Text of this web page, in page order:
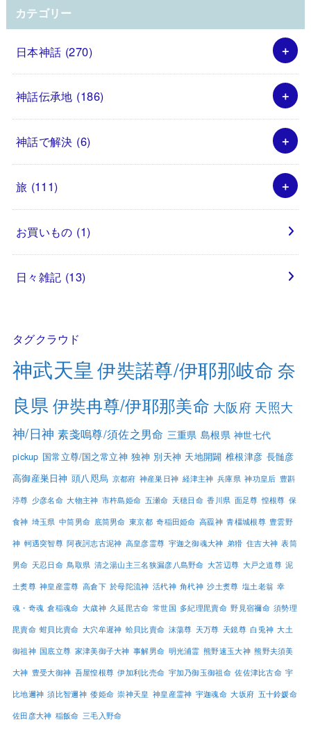
カテゴリー
日本神話 (270)
神話伝承地 (186)
神話で解決 (6)
旅 (111)
お買いもの (1)
日々雑記 (13)
タグクラウド
神武天皇 伊奘諾尊/伊耶那岐命 奈
良県 伊奘冉尊/伊耶那美命 大阪府 天照大
神/日神 素戔嗚尊/須佐之男命 三重県 島根県 神世七代
pickup 国常立尊/国之常立神 独神 別天神 天地開闢 椎根津彦 長髄彦
高御産巣日神 頭八咫烏 京都府 神産巣日神 経津主神 兵庫県 神功皇后 豊斟
渟尊 少彦名命 大物主神 市杵島姫命 五瀬命 天穂日命 香川県 面足尊 惶根尊 保
食神 埼玉県 中筒男命 底筒男命 東京都 奇稲田姫命 高龗神 青橿城根尊 豊雲野
神 軻遇突智尊 阿夜訶志古泥神 高皇彦霊尊 宇迦之御魂大神 弟猾 住吉大神 表筒
男命 天忍日命 鳥取県 清之湯山主三名狭漏彦八島野命 大苫辺尊 大戸之道尊 泥
土煑尊 神皇産霊尊 高倉下 於母陀流神 活杙神 角杙神 沙土煑尊 塩土老翁 幸
魂・奇魂 倉稲魂命 大歳神 久延毘古命 常世国 多紀理毘賣命 野見宿禰命 須勢理
毘賣命 蚶貝比賣命 大穴牟遲神 蛤貝比賣命 沫蕩尊 天万尊 天鏡尊 白兎神 大土
御祖神 国底立尊 家津美御子大神 事解男命 明光浦霊 熊野速玉大神 熊野夫須美
大神 豊受大御神 吾屋惶根尊 伊加利比売命 宇加乃御玉御祖命 佐佐津比古命 宇
比地邇神 須比智邇神 倭姫命 崇神天皇 神皇産霊神 宇迦魂命 大坂府 五十鈴媛命
佐田彦大神 稲飯命 三毛入野命